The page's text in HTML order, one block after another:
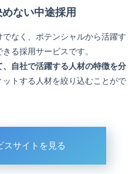
ない中途採用
なく、ポテンシャルから活躍す
る採用サービスです。
自社で活躍する人材の特徴を分
トする人材を絞り込むことがで
スサイトを見る